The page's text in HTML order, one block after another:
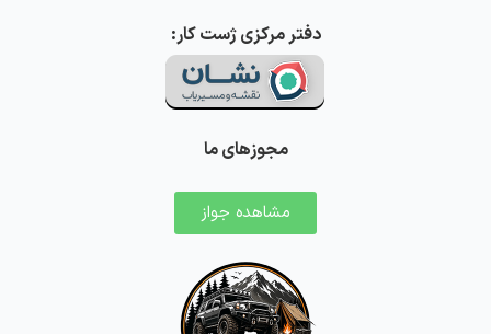
دفتر مرکزی ژست کار:
مجوزهای ما
مشاهده جواز